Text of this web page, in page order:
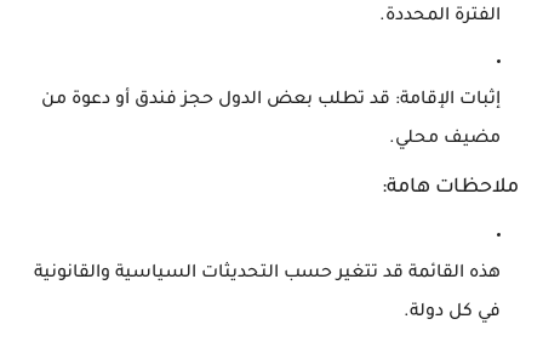
الفترة المحددة.
إثبات الإقامة: قد تطلب بعض الدول حجز فندق أو دعوة من
مضيف محلي.
ملاحظات هامة:
هذه القائمة قد تتغير حسب التحديثات السياسية والقانونية
في كل دولة.